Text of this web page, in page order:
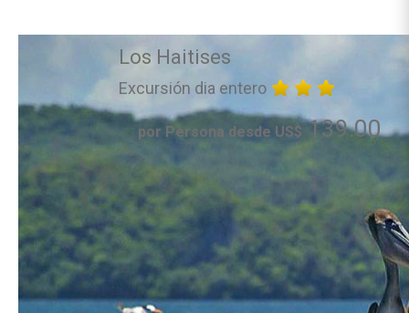
Los Haitises
Excursión dia entero
por Persona desde US$139.00